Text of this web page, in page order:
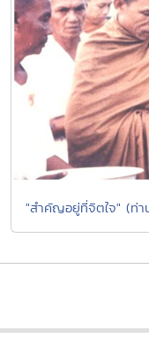
"สำคัญอยู่ที่จิตใจ" (ท่า